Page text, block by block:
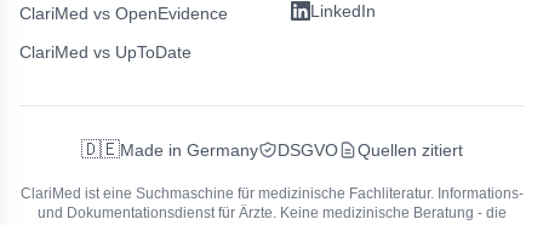
ClariMed vs OpenEvidence
ClariMed vs UpToDate
LinkedIn
🇩🇪Made in Germany DSGVO Quellen zitiert
ClariMed ist eine Suchmaschine für medizinische Fachliteratur. Informations-
und Dokumentationsdienst für Ärzte. Keine medizinische Beratung - die